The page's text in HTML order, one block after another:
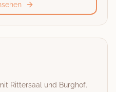
Rittersaal und Burghof.